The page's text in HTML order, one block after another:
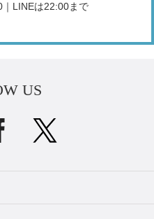
LINEは22:00まで
US